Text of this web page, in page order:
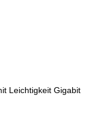
Leichtigkeit Gigabit